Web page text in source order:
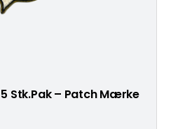
Stk.Pak – Patch Mærke